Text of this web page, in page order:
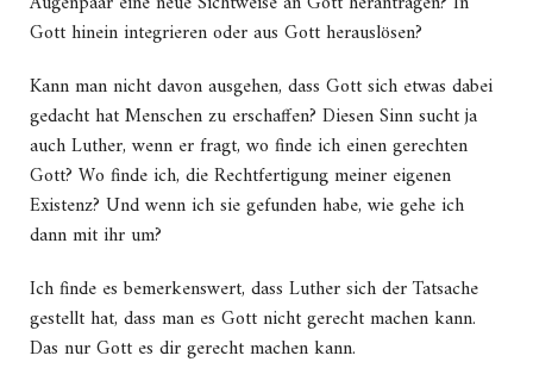
Gott hinein integrieren oder aus Gott herauslösen?
Kann man nicht davon ausgehen, dass Gott sich etwas dabei
gedacht hat Menschen zu erschaffen? Diesen Sinn sucht ja
auch Luther, wenn er fragt, wo finde ich einen gerechten
Gott? Wo finde ich, die Rechtfertigung meiner eigenen
Existenz? Und wenn ich sie gefunden habe, wie gehe ich
dann mit ihr um?
Ich finde es bemerkenswert, dass Luther sich der Tatsache
gestellt hat, dass man es Gott nicht gerecht machen kann.
Das nur Gott es dir gerecht machen kann.